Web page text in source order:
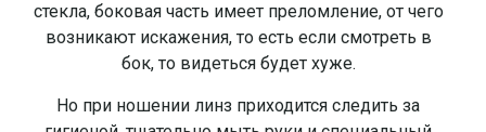
стекла, боковая часть имеет преломление, от чего
возникают искажения, то есть если смотреть в
бок, то видеться будет хуже.
Но при ношении линз приходится следить за